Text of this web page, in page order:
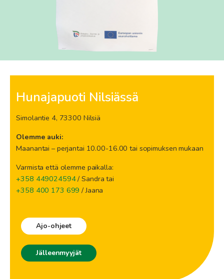
Hunajapuoti Nilsiässä
Simolantie 4, 73300 Nilsiä
Olemme auki:
Maanantai – perjantai 10.00-16.00 tai sopimuksen mukaan
Varmista että olemme paikalla:
+358 449024594/ Sandra tai
+358 400 173 699 / Jaana
Ajo-ohjeet
Jälleenmyyjät